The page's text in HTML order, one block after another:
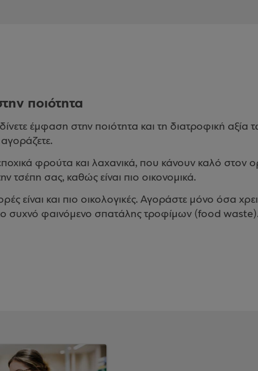
ποιότητα
έμφαση στην ποιότητα και τη διατροφική αξία
φρούτα και λαχανικά, που κάνουν καλό στον
τσέπη σας, καθώς είναι πιο οικονομικά.
είναι και πιο οικολογικές. Αγοράστε μόνο όσα
το συχνό φαινόμενο σπατάλης τροφίμων (food